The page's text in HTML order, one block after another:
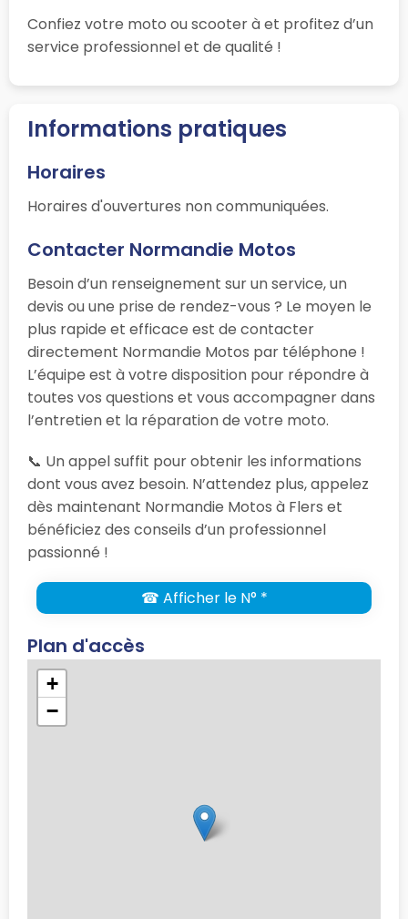
Confiez votre moto ou scooter àet profitez d’un
service professionnel et de qualité !
Informations pratiques
Horaires
Horaires d'ouvertures non communiquées.
Contacter Normandie Motos
Besoin d’un renseignement sur un service, un
devis ou une prise de rendez-vous ? Le moyen le
plus rapide et efficace est de contacter
directement Normandie Motos par téléphone !
L’équipe est à votre disposition pour répondre à
toutes vos questions et vous accompagner dans
l’entretien et la réparation de votre moto.
📞 Un appel suffit pour obtenir les informations
dont vous avez besoin. N’attendez plus, appelez
dès maintenant Normandie Motos à Flers et
bénéficiez des conseils d’un professionnel
passionné !
☎ Afficher le N° *
Plan d'accès
+
−